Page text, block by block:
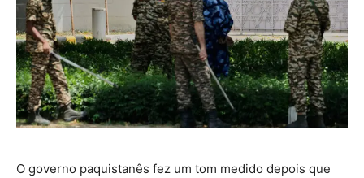
O governo paquistanês fez um tom medido depois que